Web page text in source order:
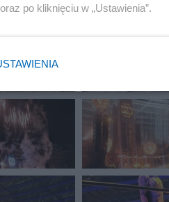
oraz po kliknięciu w „Ustawienia”.